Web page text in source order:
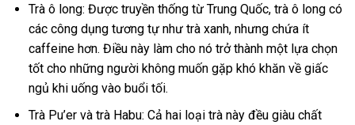
Trà ô long: Được truyền thống từ Trung Quốc, trà ô long có
các công dụng tương tự như trà xanh, nhưng chứa ít
caffeine hơn. Điều này làm cho nó trở thành một lựa chọn
tốt cho những người không muốn gặp khó khăn về giấc
ngủ khi uống vào buổi tối.
Trà Pu’er và trà Habu: Cả hai loại trà này đều giàu chất